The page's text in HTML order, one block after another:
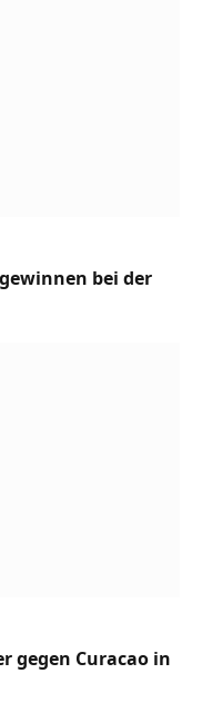
bei der
gegen Curacao in